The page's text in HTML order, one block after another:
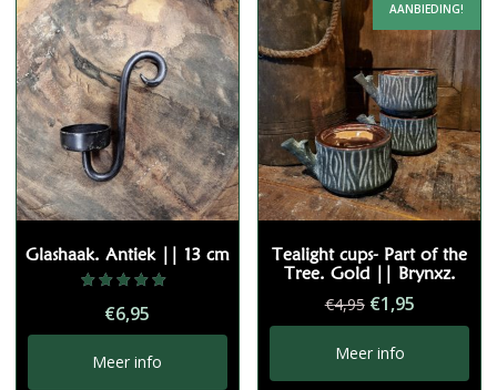
Glashaak. Antiek || 13 cm
5.00
uit 5
€6,95
Meer info
AANBIEDING!
Tealight cups- Part of the
Tree. Gold || Brynxz.
€4,95
prijs
was:
€4,95.
€1,95Huidige
prijs
€1,95.
Meer info